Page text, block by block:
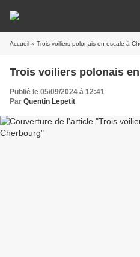
Accueil » Trois voiliers polonais en escale à
Trois voiliers polonais
Publié le 05/09/2024 à 12:41
Par Quentin Lepetit